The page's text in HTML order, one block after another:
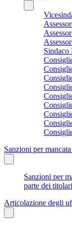
Sindaco
Sanzioni per
Sanzioni per
parte dei
Articolazione degli